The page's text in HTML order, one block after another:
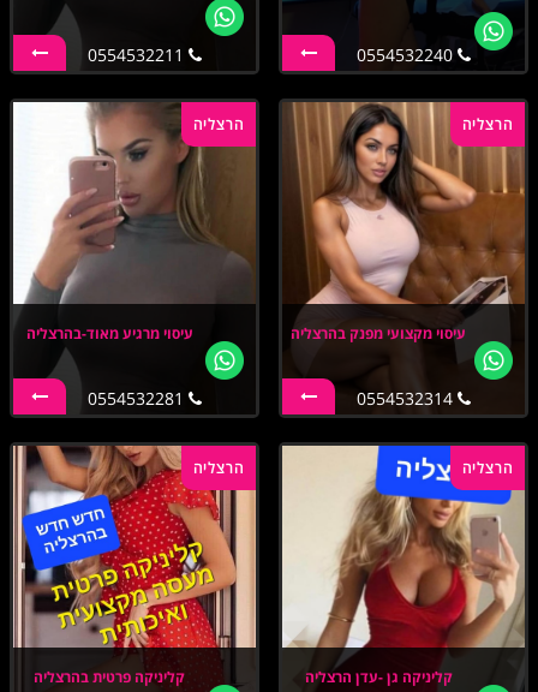
0554532240
הרצליה
עיסוי מקצועי מפנק בהרצליה
0554532314
הרצליה
עיסוי מרגיע מאוד-בהרצליה
הרצליה
קליניקה גן -עדן הרצליה
הרצליה
קליניקה פרטית בהרצליה